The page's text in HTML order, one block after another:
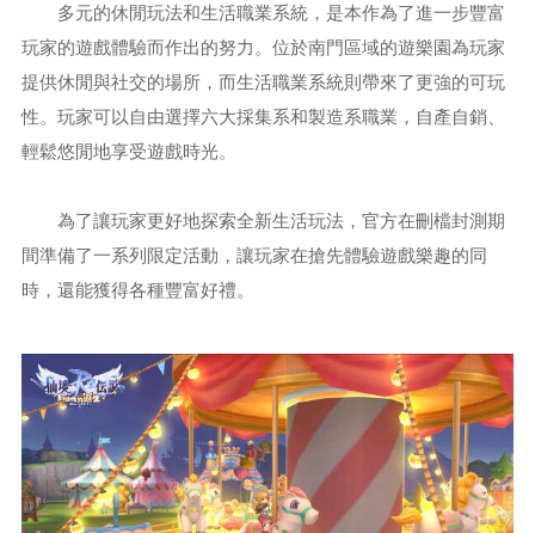
多元的休閒玩法和生活職業系統，是本作為了進一步豐富
玩家的遊戲體驗而作出的努力。位於南門區域的遊樂園為玩家
提供休閒與社交的場所，而生活職業系統則帶來了更強的可玩
性。玩家可以自由選擇六大採集系和製造系職業，自產自銷、
輕鬆悠閒地享受遊戲時光。
為了讓玩家更好地探索全新生活玩法，官方在刪檔封測期
間準備了一系列限定活動，讓玩家在搶先體驗遊戲樂趣的同
時，還能獲得各種豐富好禮。